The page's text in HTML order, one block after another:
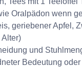
Oralpädon wenn
geriebener Apfel,
und
Bedeutung